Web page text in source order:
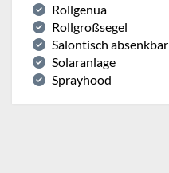
Rollgenua
Rollgroßsegel
Salontisch absenkbar
Solaranlage
Sprayhood